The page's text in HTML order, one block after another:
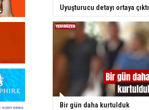
Uyuşturucu detayı ortaya çıktı
Bir gün daha kurtulduk